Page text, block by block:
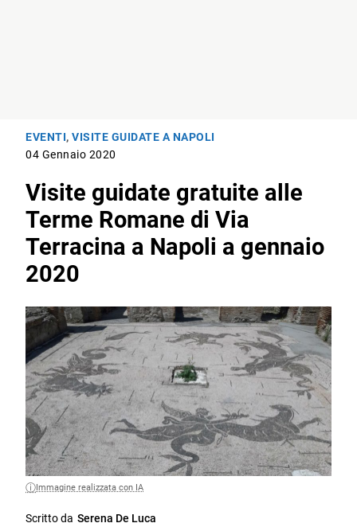
EVENTI,VISITE GUIDATE A NAPOLI
04 Gennaio 2020
Visite guidate gratuite alle
Terme Romane di Via
Terracina a Napoli a gennaio
2020
Immagine realizzata con IA
Scritto da Serena De Luca